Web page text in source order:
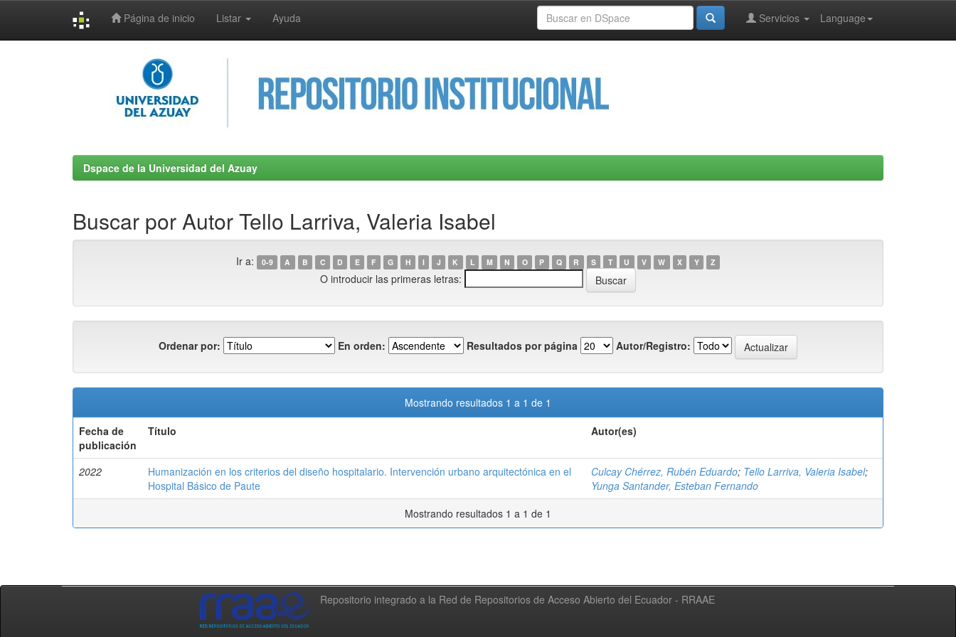
Página de inicio Listar Ayuda Language
Servicios
Dspace de la Universidad del Azuay
Buscar por Autor Tello Larriva, Valeria Isabel
Ir a: 0-9 A B C D E F G H I J K L M N O P Q R S T U V W X Y Z
O introducir las primeras letras:
Ordenar por: En orden: Resultados por página Autor/Registro:
Mostrando resultados 1 a 1 de 1
Fecha de
publicación
Título Autor(es)
2022
Humanización en los criterios del diseño hospitalario. Intervención urbano arquitectónica en el
Hospital Básico de Paute
Culcay Chérrez, Rubén Eduardo; Tello Larriva, Valeria Isabel;
Yunga Santander, Esteban Fernando
Mostrando resultados 1 a 1 de 1
Repositorio integrado a la Red de Repositorios de Acceso Abierto del Ecuador - RRAAE